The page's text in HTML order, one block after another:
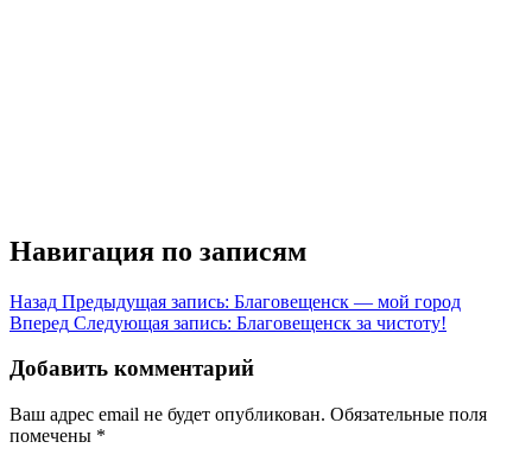
Навигация по записям
Назад Предыдущая запись: Благовещенск — мой город
Вперед Следующая запись: Благовещенск за чистоту!
Добавить комментарий
Ваш адрес email не будет опубликован. Обязательные поля
помечены *